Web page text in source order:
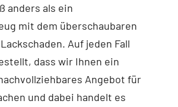
anders als ein
mit dem überschaubaren
Auf jeden Fall
dass wir Ihnen ein
Angebot für
und dabei handelt es